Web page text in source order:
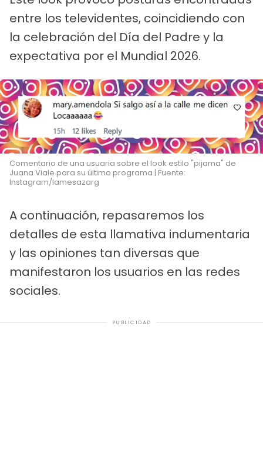
entre los televidentes, coincidiendo con
la celebración del Día del Padre y la
expectativa por el Mundial 2026.
Comentario de una usuaria sobre el look estilo "pijama" de
Juana Viale para su último programa | Fuente:
Instagram/lamesazarg
A continuación, repasaremos los
detalles de esta llamativa indumentaria
y las opiniones tan diversas que
manifestaron los usuarios en las redes
sociales.
PUBLICIDAD